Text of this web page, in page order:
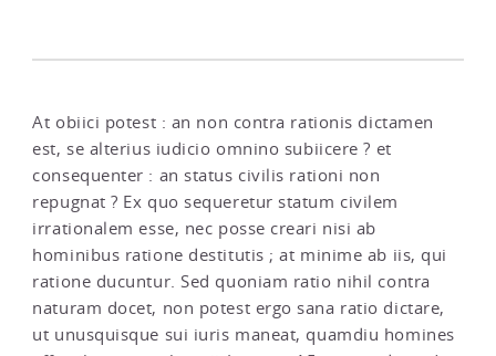
At obiici potest : an non contra rationis dictamen
est, se alterius iudicio omnino subiicere ? et
consequenter : an status civilis rationi non
repugnat ? Ex quo sequeretur statum civilem
irrationalem esse, nec posse creari nisi ab
hominibus ratione destitutis ; at minime ab iis, qui
ratione ducuntur. Sed quoniam ratio nihil contra
naturam docet, non potest ergo sana ratio dictare,
ut unusquisque sui iuris maneat, quamdiu homines